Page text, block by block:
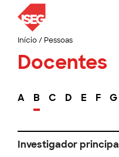
Início/ Pessoas
Docentes
A B C D E F G
Investigador principal